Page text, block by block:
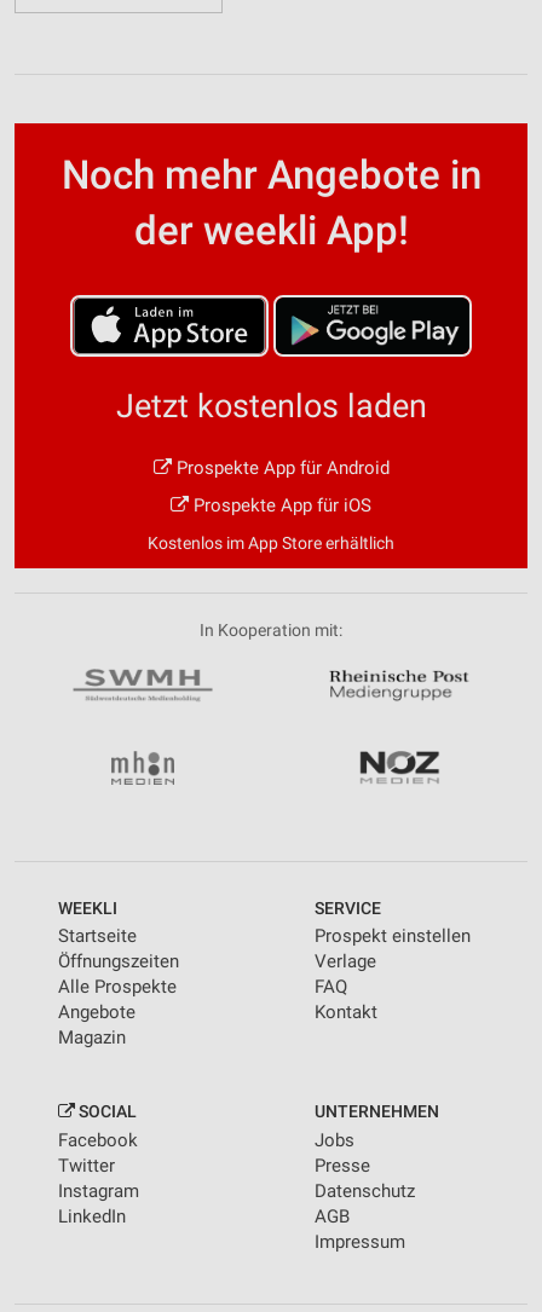
Noch mehr Angebote in
der weekli App!
Jetzt kostenlos laden
Prospekte App für Android
Prospekte App für iOS
Kostenlos im App Store erhältlich
In Kooperation mit:
WEEKLI
Startseite
Öffnungszeiten
Alle Prospekte
Angebote
Magazin
SERVICE
Prospekt einstellen
Verlage
FAQ
Kontakt
SOCIAL
Facebook
Twitter
Instagram
LinkedIn
UNTERNEHMEN
Jobs
Presse
Datenschutz
AGB
Impressum